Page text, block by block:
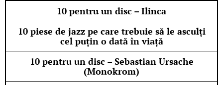
10 pentru un disc – Ilinca
10 piese de jazz pe care trebuie să le asculți
cel puțin o dată în viață
10 pentru un disc – Sebastian Ursache
(Monokrom)